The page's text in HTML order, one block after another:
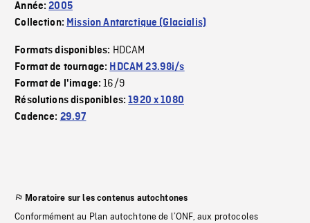
Année:2005
Collection: Mission Antarctique (Glacialis)
Formats disponibles: HDCAM
Format de tournage: HDCAM 23.98i/s
Format de l'image:16/9
Résolutions disponibles:1920 x 1080
Cadence: 29.97
Moratoire sur les contenus autochtones
Conformément au Plan autochtone de l’ONF, aux protocoles